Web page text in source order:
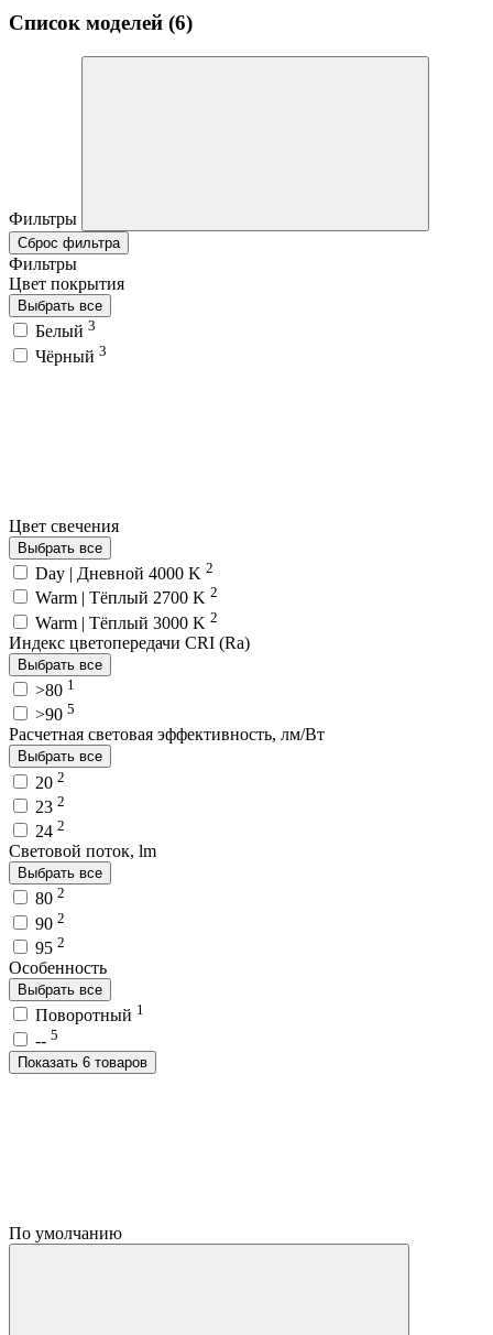
Список моделей (6)
Фильтры
Сброс фильтра
Фильтры
Цвет покрытия
Выбрать все
Белый 3
Чёрный 3
Цвет свечения
Выбрать все
Day | Дневной 4000 K 2
Warm | Тёплый 2700 K 2
Warm | Тёплый 3000 K 2
Индекс цветопередачи CRI (Ra)
Выбрать все
>80 1
>90 5
Расчетная световая эффективность, лм/Вт
Выбрать все
20 2
23 2
24 2
Световой поток, lm
Выбрать все
80 2
90 2
95 2
Особенность
Выбрать все
Поворотный 1
-- 5
Показать 6 товаров
По умолчанию